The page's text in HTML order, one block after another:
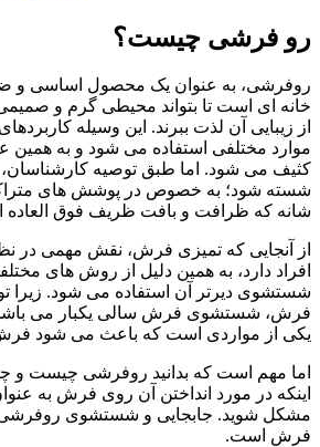
رو فرشی چیست؟
روفرشی، به عنوان یک محصول اساسی و
خانه ای است تا بتواند محیطی گرم و
از زیبایی آن لذت ببرند. این وسیله
موارد مختلفی استفاده می شود و به
کثیف می شود. اما طبق توصیه
شسته شود؛ به خصوص در پوشش های
شانه که ظرافت و بافت ظریف فوق العاده
از آنجایی که تمیزی فرش، نقش مهمی در
افراد دارد، به همین دلیل از روش های
شستشوی دیرتر آن استفاده می شود. زیرا
فرش، شستشوی فرش سالی یکبار می
یکی از مواردی است که باعث می شود
اما مهم است که بدانید روفرشی چیست و چه
اینکه در مورد انداختن آن روی فرش به
مشکل شوید. جابجایی و شستشوی روفرشی
فرش است.